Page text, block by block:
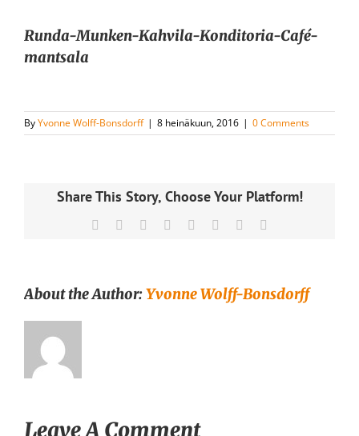
Runda-Munken-Kahvila-Konditoria-Café-
mantsala
ByYvonne Wolff-Bonsdorff | 8 heinäkuun, 2016 | 0 Comments
Share This Story, Choose Your Platform!
Facebook Reddit LinkedIn
TumblrPinterest
About the Author:Yvonne Wolff-Bonsdorff
Leave A Comment